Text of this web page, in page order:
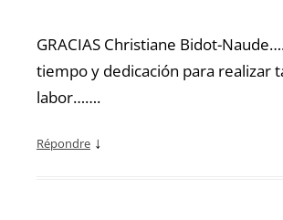
GRACIAS Christiane Bidot-
tiempo y dedicación para realizar
labor…….
Répondre ↓